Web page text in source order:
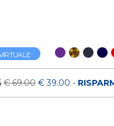
€ 69.00 € 39.00 -